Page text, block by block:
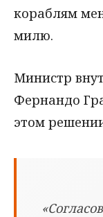
кораблям
милю.
Министр
Фернандо
этом